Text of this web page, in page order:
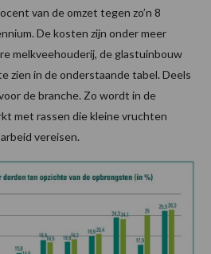
van de omzet tegen zo’n 8
De kosten zijn onder meer
melkveehouderij, de glastuinbouw
zien in de onderstaande tabel. Deels
de branche. Zo wordt in de
met rassen die kleine vruchten
vereisen.